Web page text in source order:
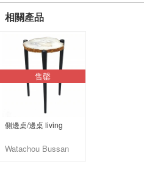
相關產品
售罄
側邊桌/邊桌 living
Watachou Bussan